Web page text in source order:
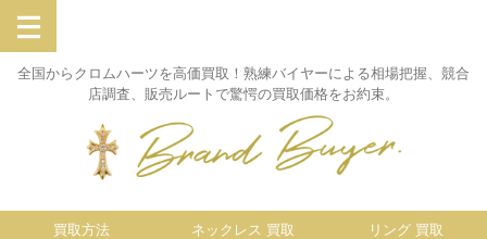
全国からクロムハーツを高価買取！熟練バイヤーによる相場把握、競合
店調査、販売ルートで驚愕の買取価格をお約束。
買取方法 ネックレス 買取 リング 買取